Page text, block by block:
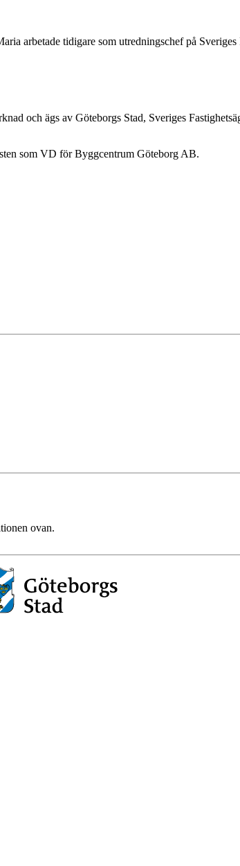
arbetade tidigare som utredningschef på Sveriges
och ägs av Göteborgs Stad, Sveriges
som VD för Byggcentrum Göteborg AB.
ovan.